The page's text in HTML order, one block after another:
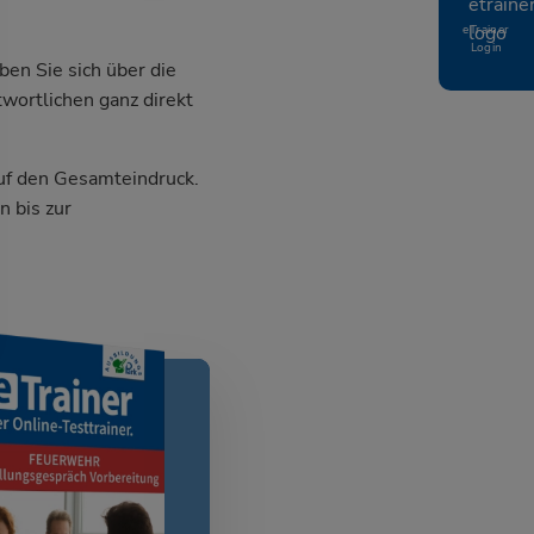
eTrainer
Login
Sie sich über die
ganz direkt
den Gesamteindruck.
bis zur